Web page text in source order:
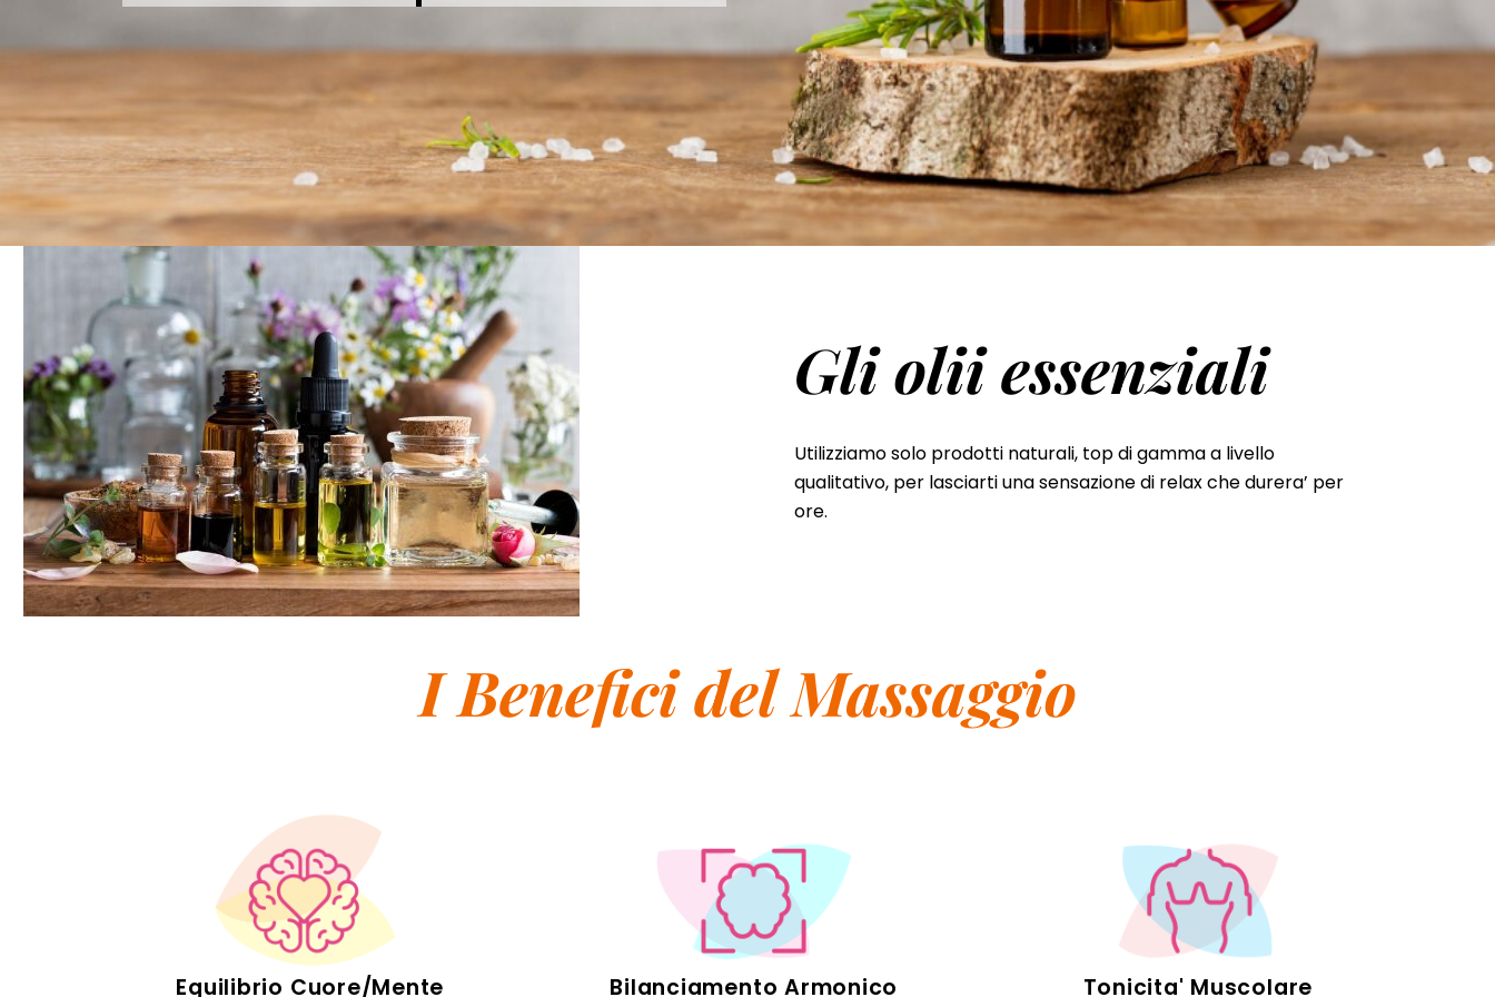
Gli olii essenziali
Utilizziamo solo prodotti naturali, top di gamma a livello
qualitativo, per lasciarti una sensazione di relax che durera’ per
ore.
I Benefici del Massaggio
Equilibrio Cuore/Mente Bilanciamento Armonico Tonicita' Muscolare